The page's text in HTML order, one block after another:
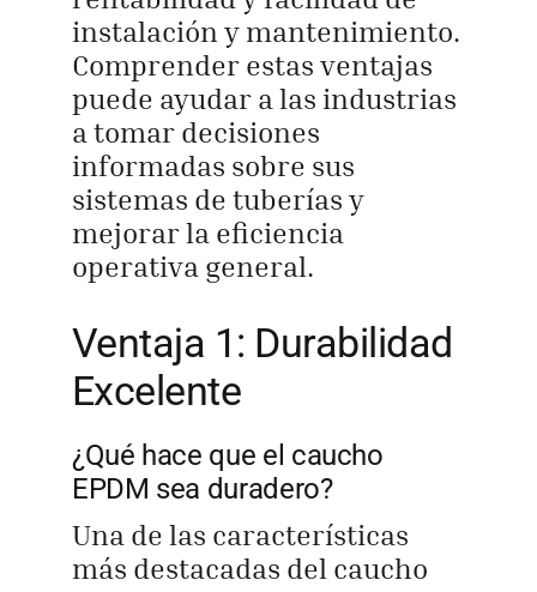
instalación y mantenimiento.
Comprender estas ventajas
puede ayudar a las industrias
a tomar decisiones
informadas sobre sus
sistemas de tuberías y
mejorar la eficiencia
operativa general.
Ventaja 1: Durabilidad
Excelente
¿Qué hace que el caucho
EPDM sea duradero?
Una de las características
más destacadas del caucho